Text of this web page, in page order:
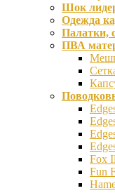
Шок
Одежда
Палатки,
ПВА
Fox
Fun